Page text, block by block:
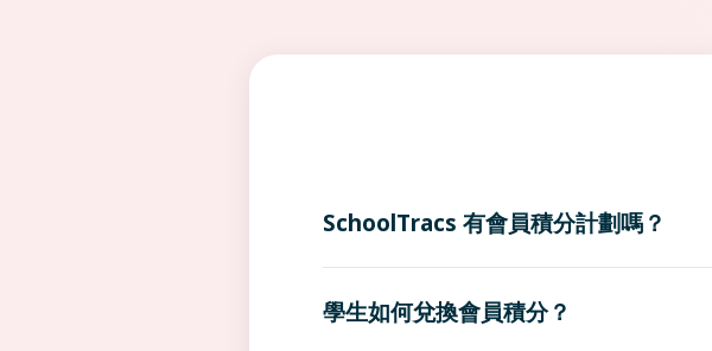
SchoolTracs 有會員積分計劃嗎？
學生如何兌換會員積分？